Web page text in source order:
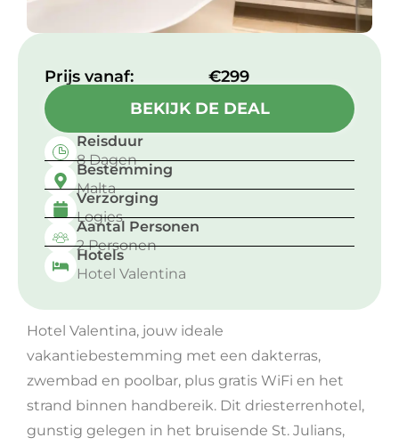
Prijs vanaf:​
€299
BEKIJK DE DEAL
Reisduur
8 Dagen
Bestemming
Malta
Verzorging
Logies
Aantal Personen
2 Personen
Hotels
Hotel Valentina
Hotel Valentina, jouw ideale
vakantiebestemming met een dakterras,
zwembad en poolbar, plus gratis WiFi en het
strand binnen handbereik. Dit driesterrenhotel,
gunstig gelegen in het bruisende St. Julians,